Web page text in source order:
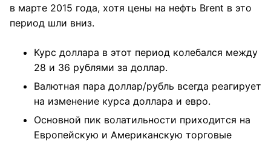
в марте 2015 года, хотя цены на нефть Brent в это
период шли вниз.
Курс доллара в этот период колебался между
28 и 36 рублями за доллар.
Валютная пара доллар/рубль всегда реагирует
на изменение курса доллара и евро.
Основной пик волатильности приходится на
Европейскую и Американскую торговые